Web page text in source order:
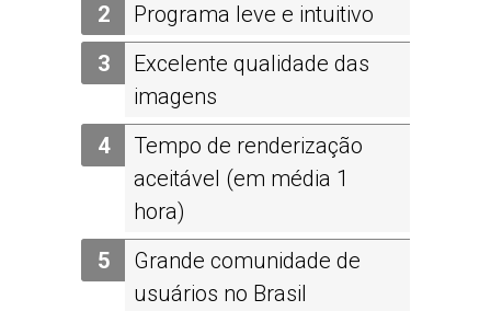
Programa leve e intuitivo
Excelente qualidade das
imagens
Tempo de renderização
aceitável (em média 1
hora)
Grande comunidade de
usuários no Brasil